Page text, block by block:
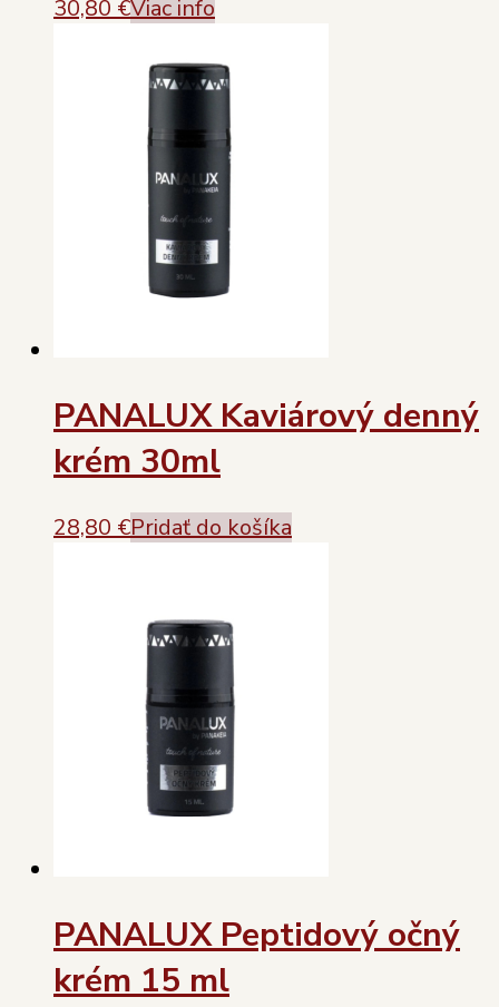
30,80 €Viac info
PANALUX Kaviárový denný
krém 30ml
28,80 €Pridať do košíka
PANALUX Peptidový očný
krém 15 ml